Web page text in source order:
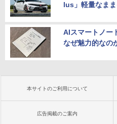
lus」軽量なま
AIスマートノー
なぜ魅力的なの
本サイトのご利用について
広告掲載のご案内